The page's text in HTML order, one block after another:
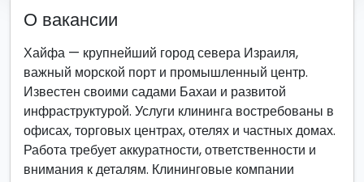
О вакансии
Хайфа — крупнейший город севера Израиля,
важный морской порт и промышленный центр.
Известен своими садами Бахаи и развитой
инфраструктурой. Услуги клининга востребованы в
офисах, торговых центрах, отелях и частных домах.
Работа требует аккуратности, ответственности и
внимания к деталям. Клининговые компании